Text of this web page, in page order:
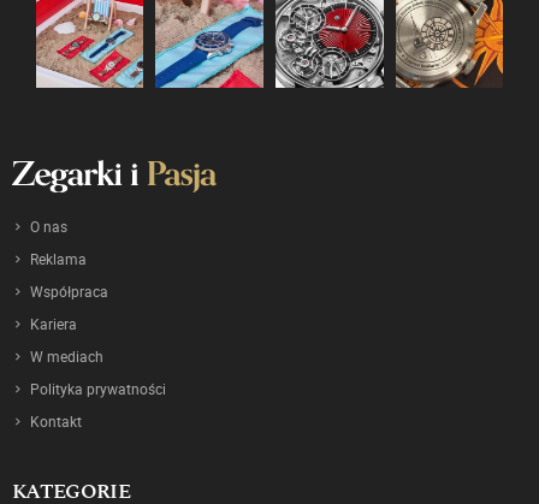
O nas
Reklama
Współpraca
Kariera
W mediach
Polityka prywatności
Kontakt
KATEGORIE